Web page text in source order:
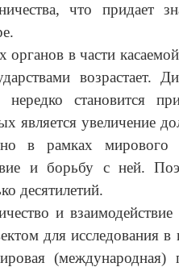
что придает
в части
возрастает.
нередко становится
является увеличение
в рамках мирового
и борьбу с ней.
десятилетий.
и
для исследования
(международная)